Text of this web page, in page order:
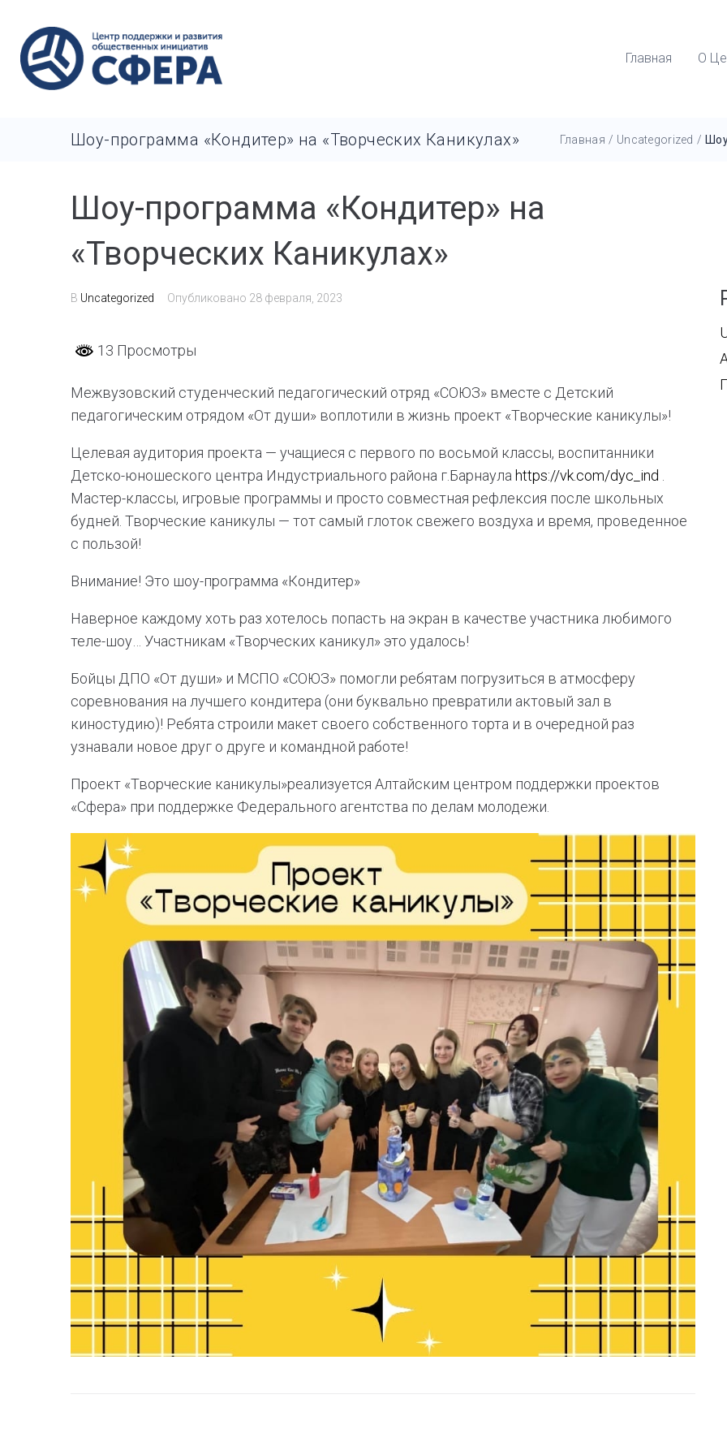
Главная О
Шоу-программа «Кондитер» на «Творческих Каникулах» Главная / Uncategorized /
Шоу-программа «Кондитер» на
«Творческих Каникулах»
В Uncategorized Опубликовано 28 февраля, 2023
13 Просмотры
Межвузовский студенческий педагогический отряд «СОЮЗ» вместе с Детский
педагогическим отрядом «От души» воплотили в жизнь проект «Творческие каникулы»!
Целевая аудитория проекта — учащиеся с первого по восьмой классы, воспитанники
Детско-юношеского центра Индустриального района г.Барнаула https://vk.com/dyc_ind
Мастер-классы, игровые программы и просто совместная рефлексия после школьных
будней. Творческие каникулы — тот самый глоток свежего воздуха и время, проведенное
с пользой!
Внимание! Это шоу-программа «Кондитер»
Наверное каждому хоть раз хотелось попасть на экран в качестве участника любимого
теле-шоу… Участникам «Творческих каникул» это удалось!
Бойцы ДПО «От души» и МСПО «СОЮЗ» помогли ребятам погрузиться в атмосферу
соревнования на лучшего кондитера (они буквально превратили актовый зал в
киностудию)! Ребята строили макет своего собственного торта и в очередной раз
узнавали новое друг о друге и командной работе!
Проект «Творческие каникулы»реализуется Алтайским центром поддержки проектов
«Сфера» при поддержке Федерального агентства по делам молодежи.